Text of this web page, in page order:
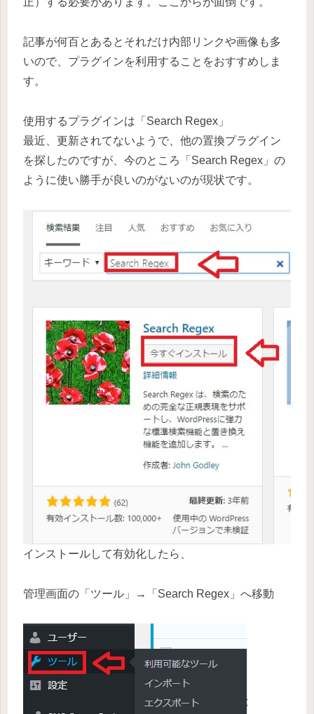
記事が何百とあるとそれだけ内部リンクや画像も多
いので、プラグインを利用することをおすすめしま
す。
使用するプラグインは「Search Regex」
最近、更新されてないようで、他の置換プラグイン
を探したのですが、今のところ「Search Regex」の
ように使い勝手が良いのがないのが現状です。
インストールして有効化したら、
管理画面の「ツール」→「Search Regex」へ移動